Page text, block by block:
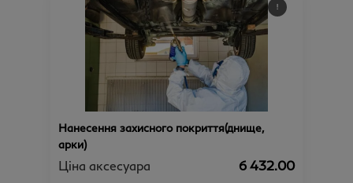
Нанесення захисного покриття(днище,
арки)
Ціна аксесуара 6 432.00